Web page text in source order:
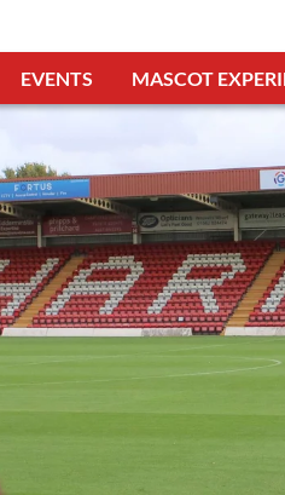
EVENTS MASCOT